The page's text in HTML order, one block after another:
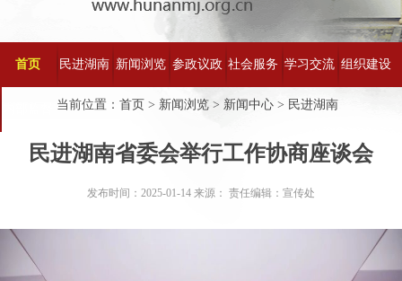
首页 民进湖南
概况
新闻浏览 参政议政 社会服务 学习交流 组织建设
当前位置： 首页 > 新闻浏览> 新闻中心> 民进湖南
民进湖南省委会举行工作协商座谈会
发布时间：2025-01-14 来源： 责任编辑：宣传处